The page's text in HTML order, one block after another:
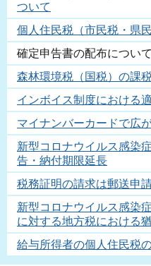
ついて
個人住民税（市民税・県
確定申告書の配布について
森林環境税（国税）の課
インボイス制度における
マイナンバーカードで広
新型コロナウイルス感染
告・納付期限延長
税務証明の請求は郵送申
新型コロナウイルス感染
に対する地方税における
給与所得者の個人住民税